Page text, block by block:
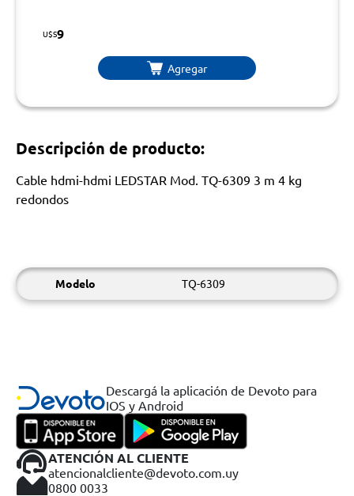
U$S9
Agregar
Descripción de producto:
Cable hdmi-hdmi LEDSTAR Mod. TQ-6309 3 m 4 kg
redondos
Modelo TQ-6309
Descargá la aplicación de Devoto para
IOS y Android
ATENCIÓN AL CLIENTE
atencionalcliente@devoto.com.uy
0800 0033